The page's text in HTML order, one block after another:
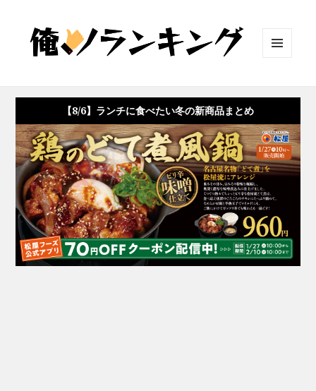
ット
【8/6】ランチに食べたい冬の新商品まとめ